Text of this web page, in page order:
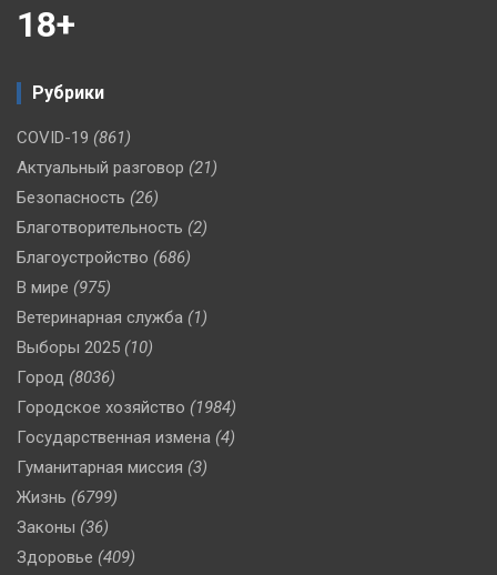
18+
Рубрики
COVID-19 (861)
Актуальный разговор (21)
Безопасность (26)
Благотворительность (2)
Благоустройство (686)
В мире (975)
Ветеринарная служба (1)
Выборы 2025 (10)
Город (8036)
Городское хозяйство (1984)
Государственная измена (4)
Гуманитарная миссия (3)
Жизнь (6799)
Законы (36)
Здоровье (409)